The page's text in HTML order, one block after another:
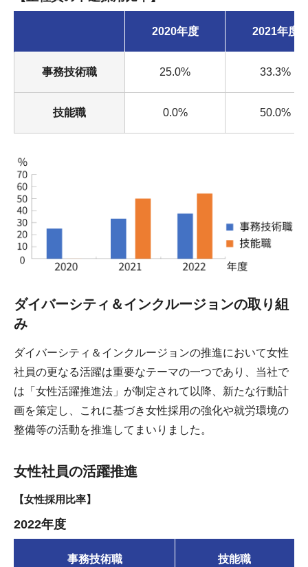
2020年度 2021年度
事務技術職 25.0% 33.3%
技能職 0.0% 50.0%
ダイバーシティ＆インクルージョンの取り組
み
ダイバーシティ＆インクルージョンの推進において女性
社員の更なる活躍は重要なテーマの一つであり、当社で
は「女性活躍推進法」が制定されて以降、新たな行動計
画を策定し、これに基づき女性採用の強化や就労環境の
整備等の活動を推進してまいりました。
女性社員の活躍推進
【女性採用比率】
2022年度
事務技術職 技能職